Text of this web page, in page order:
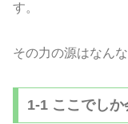
す。
その力の源はなん
1-1 ここでし